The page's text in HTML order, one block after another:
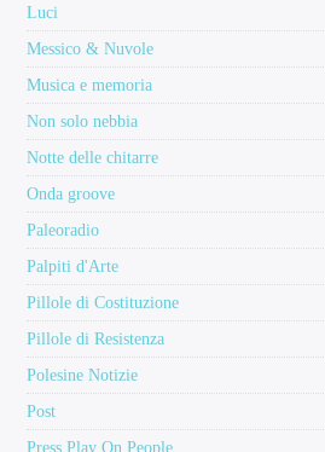
Luci
Messico & Nuvole
Musica e memoria
Non solo nebbia
Notte delle chitarre
Onda groove
Paleoradio
Palpiti d'Arte
Pillole di Costituzione
Pillole di Resistenza
Polesine Notizie
Post
Press Play On People